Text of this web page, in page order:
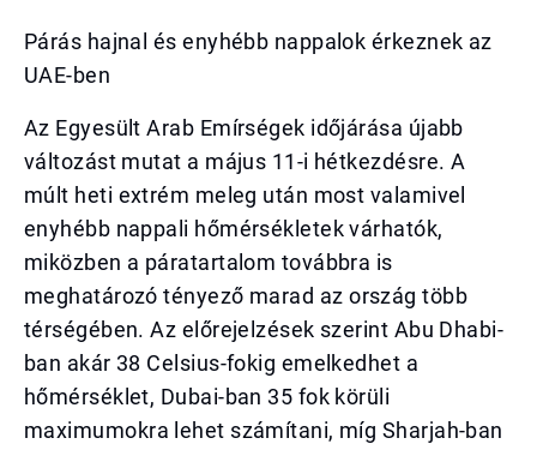
Párás hajnal és enyhébb nappalok érkeznek az
UAE-ben
Az Egyesült Arab Emírségek időjárása újabb
változást mutat a május 11-i hétkezdésre. A
múlt heti extrém meleg után most valamivel
enyhébb nappali hőmérsékletek várhatók,
miközben a páratartalom továbbra is
meghatározó tényező marad az ország több
térségében. Az előrejelzések szerint Abu Dhabi-
ban akár 38 Celsius-fokig emelkedhet a
hőmérséklet, Dubai-ban 35 fok körüli
maximumokra lehet számítani, míg Sharjah-ban